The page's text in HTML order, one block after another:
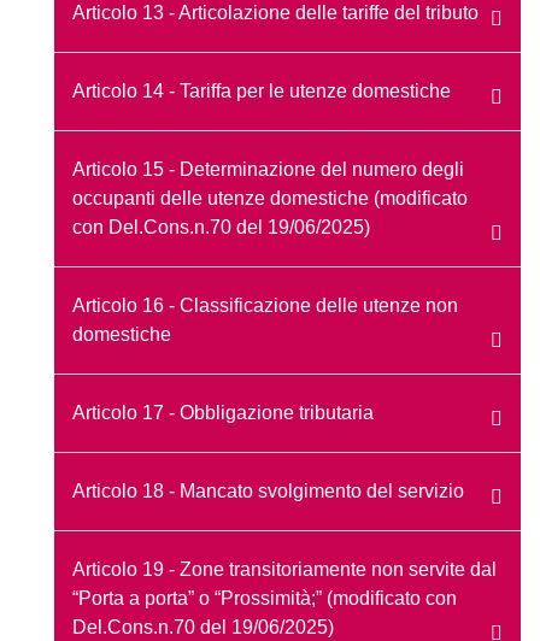
Articolo 13 - Articolazione delle tariffe del tributo
Articolo 14 - Tariffa per le utenze domestiche
Articolo 15 - Determinazione del numero degli
occupanti delle utenze domestiche (modificato
con Del.Cons.n.70 del 19/06/2025)
Articolo 16 - Classificazione delle utenze non
domestiche
Articolo 17 - Obbligazione tributaria
Articolo 18 - Mancato svolgimento del servizio
Articolo 19 - Zone transitoriamente non servite dal
“Porta a porta” o “Prossimità;” (modificato con
Del.Cons.n.70 del 19/06/2025)